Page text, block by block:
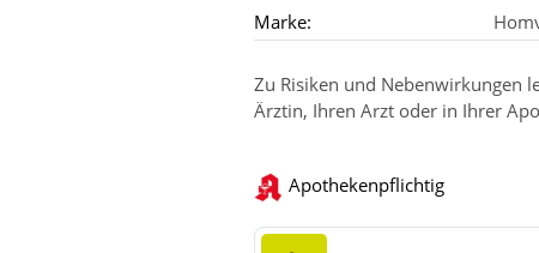
Marke:
Zu Risiken und Nebenwirkungen
Ärztin, Ihren Arzt oder in Ihrer
Apothekenpflichtig